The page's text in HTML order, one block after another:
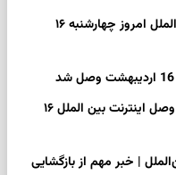
اخبار اینترنت بین الملل | اینترنت بین الملل امروز چهارشنبه ۱۶
اینترنت کی وصل میشه؟ | اخبار جدید وصل اینترنت بین الملل ۱۶
| خبر مهم از بازگشایی